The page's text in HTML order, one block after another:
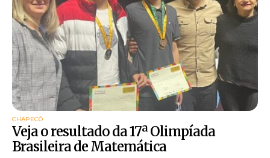
CHAPECÓ
Veja o resultado da 17ª Olimpíada
Brasileira de Matemática